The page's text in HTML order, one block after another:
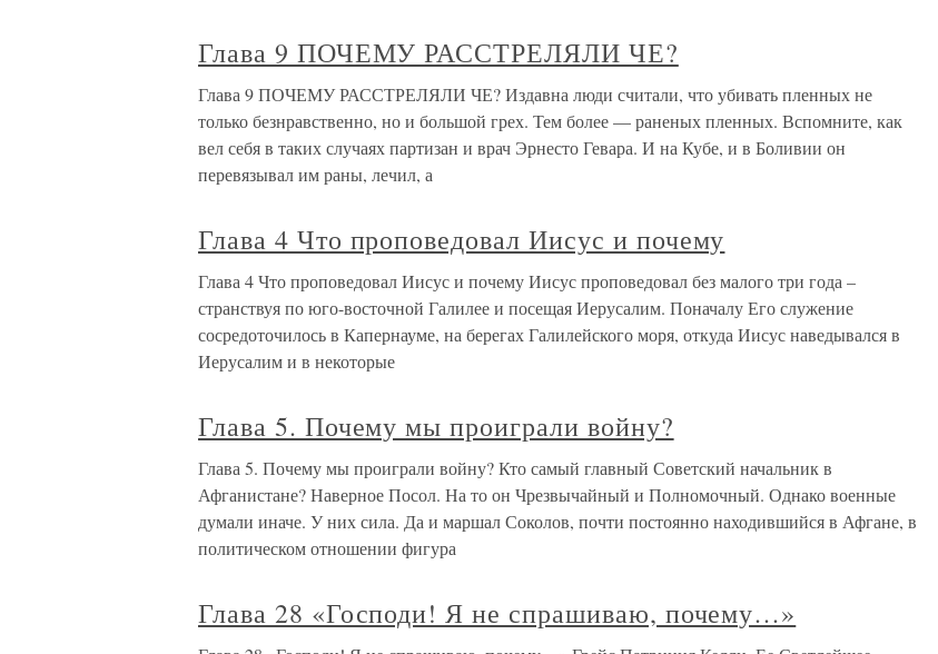
Глава 9 ПОЧЕМУ РАССТРЕЛЯЛИ ЧЕ?
Глава 9 ПОЧЕМУ РАССТРЕЛЯЛИ ЧЕ? Издавна люди считали, что убивать пленных не
только безнравственно, но и большой грех. Тем более — раненых пленных. Вспомните, как
вел себя в таких случаях партизан и врач Эрнесто Гевара. И на Кубе, и в Боливии он
перевязывал им раны, лечил, а
Глава 4 Что проповедовал Иисус и почему
Глава 4 Что проповедовал Иисус и почему Иисус проповедовал без малого три года –
странствуя по юго-восточной Галилее и посещая Иерусалим. Поначалу Его служение
сосредоточилось в Капернауме, на берегах Галилейского моря, откуда Иисус наведывался в
Иерусалим и в некоторые
Глава 5. Почему мы проиграли войну?
Глава 5. Почему мы проиграли войну? Кто самый главный Советский начальник в
Афганистане? Наверное Посол. На то он Чрезвычайный и Полномочный. Однако военные
думали иначе. У них сила. Да и маршал Соколов, почти постоянно находившийся в Афгане, в
политическом отношении фигура
Глава 28 «Господи! Я не спрашиваю, почему…»